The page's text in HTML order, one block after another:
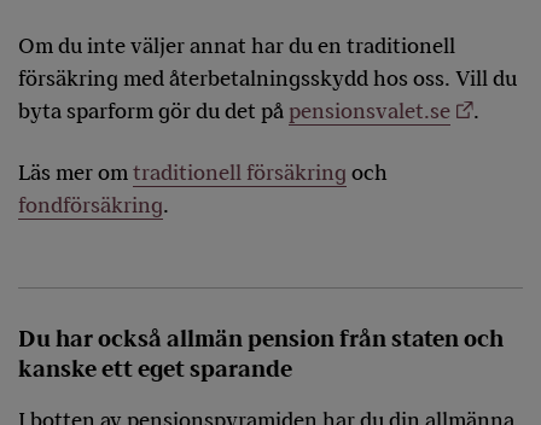
Om du inte väljer annat har du en traditionell
försäkring med återbetalningsskydd hos oss. Vill du
byta sparform gör du det på pensionsvalet.se .
Läs mer omtraditionell försäkring och
fondförsäkring.
Du har också allmän pension från staten och
kanske ett eget sparande